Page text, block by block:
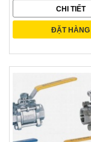
CHI TIẾT
ĐẶT HÀNG